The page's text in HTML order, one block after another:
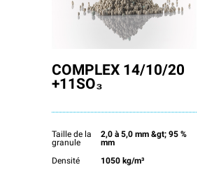
COMPLEX 14/10/20
+11SO₃
Taille de la
granule
2,0 à 5,0 mm &gt; 95 %
mm
Densité
1050 kg/m³